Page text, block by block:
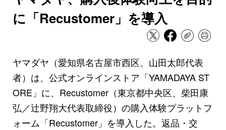
に「Recustomer」を導入
ヤマダヤ（愛知県名古屋市西区、山田太郎代表
者）は、公式オンラインストア「YAMADAYA ST
ORE」に、Recustomer（東京都中央区、柴田康
弘／辻野翔大代表取締役）の購入体験プラットフ
ォーム「Recustomer」を導入した。返品・交